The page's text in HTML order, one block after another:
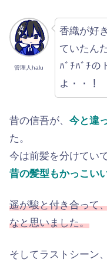
管理人halu
香織が好
ていたん
ﾊﾞﾁﾊﾞﾁの
よ・・！
昔の信吾が、 今と違
た。
今は前髪を分けてい
昔の髪型もかっこい
遥が駿と付き合って
なと思いました。
そしてラストシーン、